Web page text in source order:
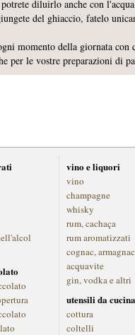
diluirlo anche con
del ghiaccio, fatelo
momento della giornata con
per le vostre preparazioni di
vino e liquori
vino
champagne
whisky
rum, cachaça
rum aromatizzati
cognac, armagnac
acquavite
gin, vodka e altri
utensili da cucina
cottura
coltelli